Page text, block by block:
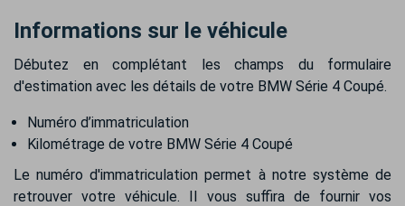
Informations sur le véhicule
Débutez en complétant les champs du formulaire
d'estimation avec les détails de votre BMW Série 4 Coupé.
Numéro d’immatriculation
Kilométrage de votre BMW Série 4 Coupé
Le numéro d'immatriculation permet à notre système de
retrouver votre véhicule. Il vous suffira de fournir vos